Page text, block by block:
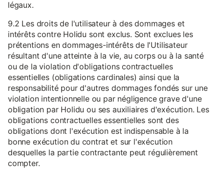
légaux.
9.2 Les droits de l'utilisateur à des dommages et
intérêts contre Holidu sont exclus. Sont exclues les
prétentions en dommages-intérêts de l'Utilisateur
résultant d'une atteinte à la vie, au corps ou à la santé
ou de la violation d'obligations contractuelles
essentielles (obligations cardinales) ainsi que la
responsabilité pour d'autres dommages fondés sur une
violation intentionnelle ou par négligence grave d'une
obligation par Holidu ou ses auxiliaires d'exécution. Les
obligations contractuelles essentielles sont des
obligations dont l'exécution est indispensable à la
bonne exécution du contrat et sur l'exécution
desquelles la partie contractante peut régulièrement
compter.